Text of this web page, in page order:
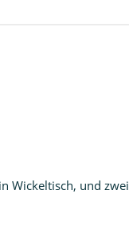
Wickeltisch, und zwei